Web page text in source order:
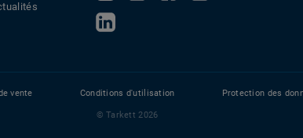
on
Follow
vente Conditions d'utilisation Protection des
© Tarkett 2026